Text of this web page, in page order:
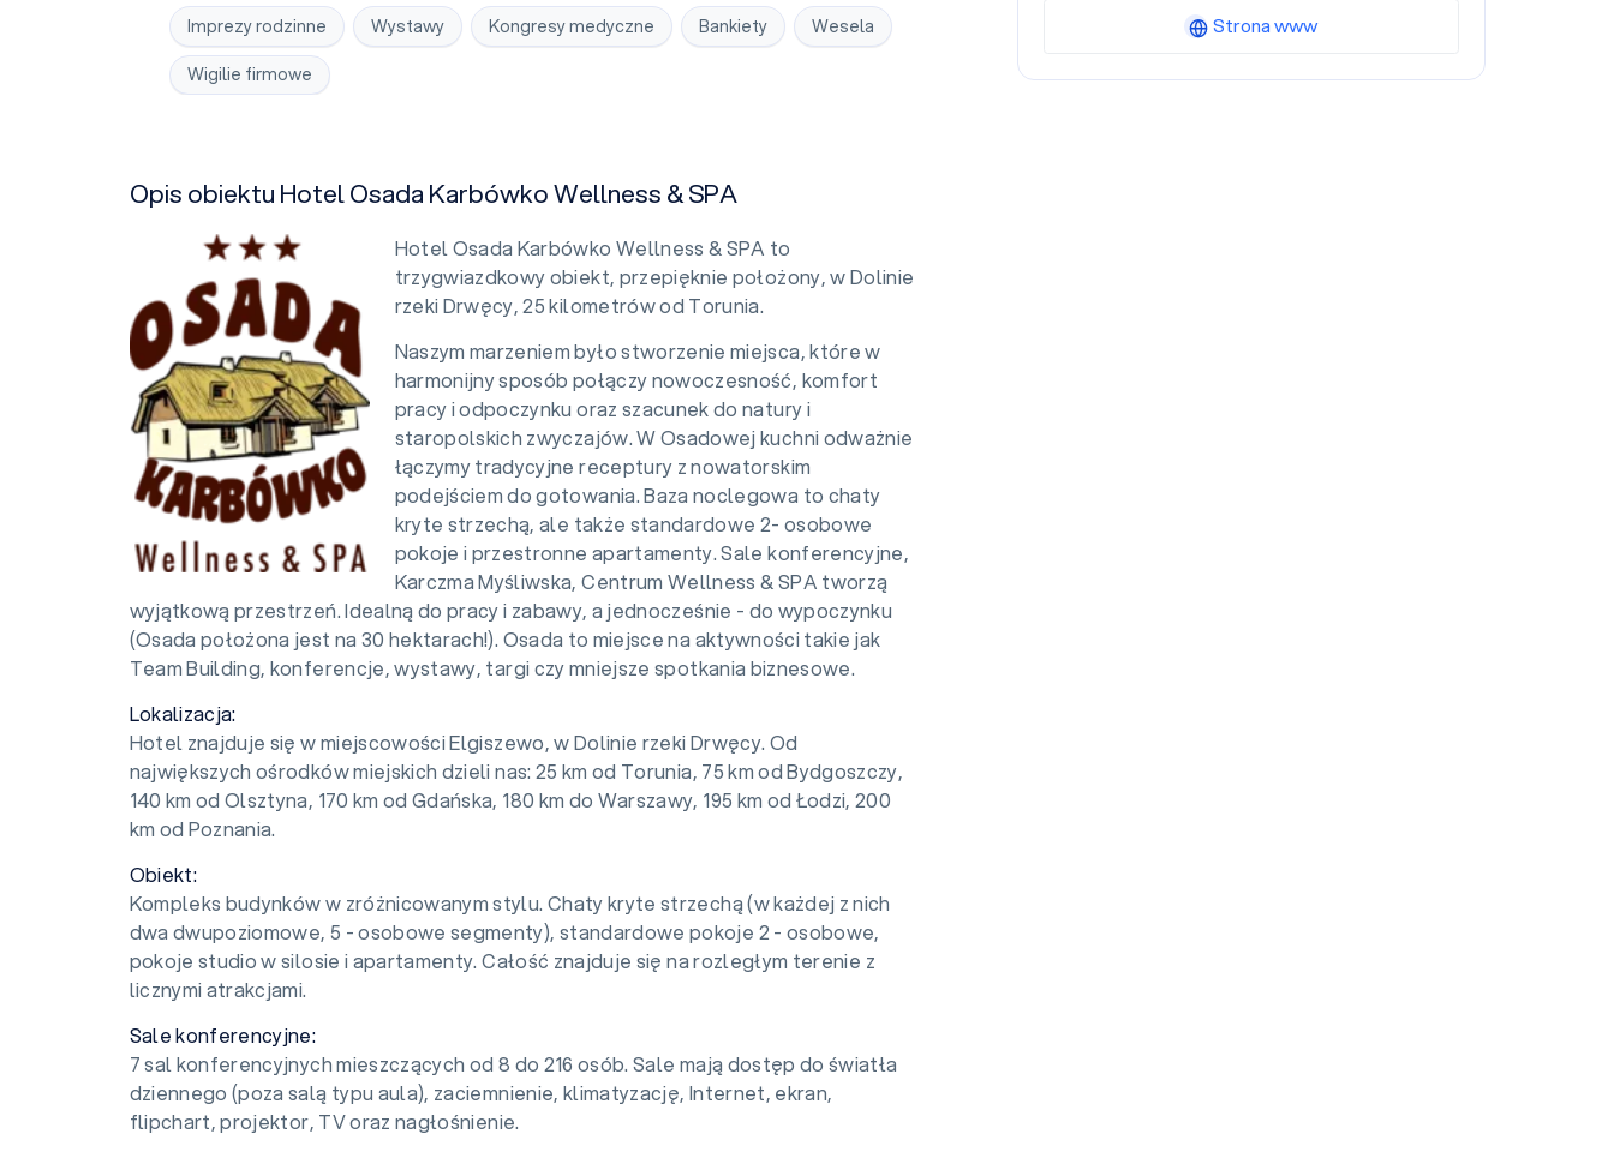
Imprezy rodzinne Wystawy Kongresy medyczne Bankiety Wesela
Wigilie firmowe
Opis obiektu Hotel Osada Karbówko Wellness & SPA
Hotel Osada Karbówko Wellness & SPA to
trzygwiazdkowy obiekt, przepięknie położony, w Dolinie
rzeki Drwęcy, 25 kilometrów od Torunia.
Naszym marzeniem było stworzenie miejsca, które w
harmonijny sposób połączy nowoczesność, komfort
pracy i odpoczynku oraz szacunek do natury i
staropolskich zwyczajów. W Osadowej kuchni odważnie
łączymy tradycyjne receptury z nowatorskim
podejściem do gotowania. Baza noclegowa to chaty
kryte strzechą, ale także standardowe 2- osobowe
pokoje i przestronne apartamenty. Sale konferencyjne,
Karczma Myśliwska, Centrum Wellness & SPA tworzą
wyjątkową przestrzeń. Idealną do pracy i zabawy, a jednocześnie - do wypoczynku
(Osada położona jest na 30 hektarach!). Osada to miejsce na aktywności takie jak
Team Building, konferencje, wystawy, targi czy mniejsze spotkania biznesowe.
Lokalizacja:
Hotel znajduje się w miejscowości Elgiszewo, w Dolinie rzeki Drwęcy. Od
największych ośrodków miejskich dzieli nas: 25 km od Torunia, 75 km od Bydgoszczy,
140 km od Olsztyna, 170 km od Gdańska, 180 km do Warszawy, 195 km od Łodzi, 200
km od Poznania.
Obiekt:
Kompleks budynków w zróżnicowanym stylu. Chaty kryte strzechą (w każdej z nich
dwa dwupoziomowe, 5 - osobowe segmenty), standardowe pokoje 2 - osobowe,
pokoje studio w silosie i apartamenty. Całość znajduje się na rozległym terenie z
licznymi atrakcjami.
Sale konferencyjne:
7 sal konferencyjnych mieszczących od 8 do 216 osób. Sale mają dostęp do światła
dziennego (poza salą typu aula), zaciemnienie, klimatyzację, Internet, ekran,
flipchart, projektor, TV oraz nagłośnienie.
Strona www